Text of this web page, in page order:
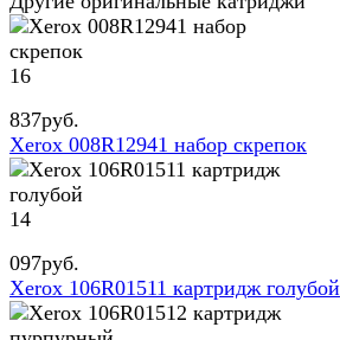
16
837руб.
Xerox 008R12941 набор скрепок
14
097руб.
Xerox 106R01511 картридж голубой